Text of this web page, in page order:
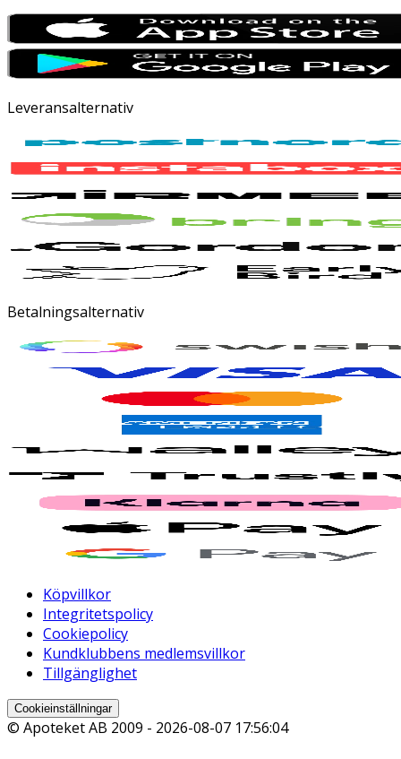
Leveransalternativ
Betalningsalternativ
Köpvillkor
Integritetspolicy
Cookiepolicy
Kundklubbens medlemsvillkor
Tillgänglighet
Cookieinställningar
© Apoteket AB 2009 - 2026-08-07 17:56:04